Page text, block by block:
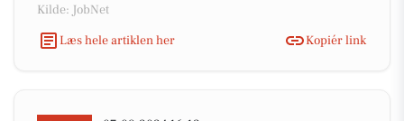
Kilde: JobNet
Læs hele artiklen her
Kopiér link